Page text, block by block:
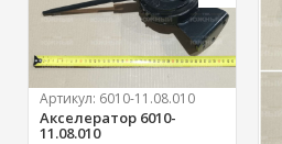
Артикул: 6010-11.08.010
Акселератор 6010-
11.08.010